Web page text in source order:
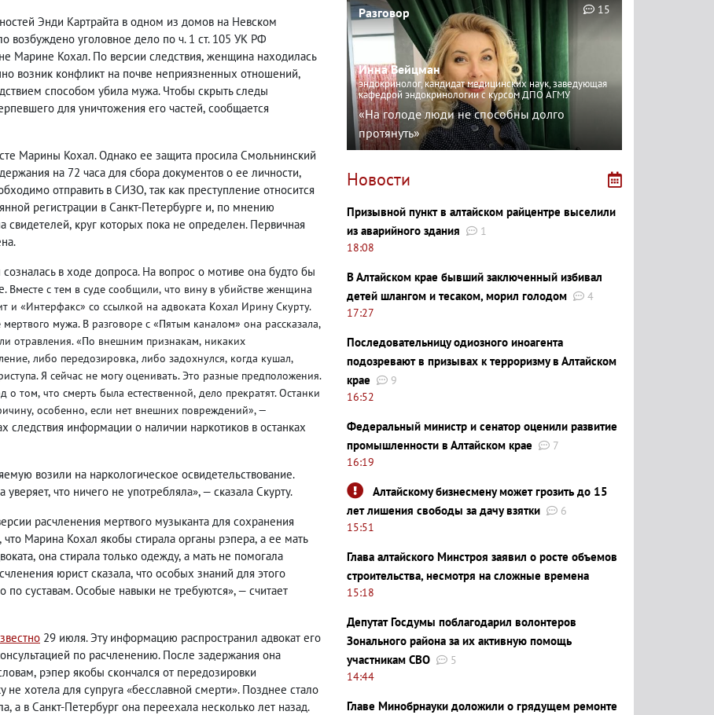
Энди Картрайта в одном из домов на Невском
возбуждено уголовное дело по ч. 1 ст. 105 УК РФ
Марине Кохал. По версии следствия, женщина находилась
возник конфликт на почве неприязненных отношений,
способом убила мужа. Чтобы скрыть следы
для уничтожения его частей, сообщается
Марины Кохал. Однако ее защита просила Смольнинский
на 72 часа для сбора документов о ее личности,
отправить в СИЗО, так как преступление относится
регистрации в Санкт-Петербурге и, по мнению
свидетелей, круг которых пока не определен. Первичная
в ходе допроса. На вопрос о мотиве она будто бы
Вместе с тем в суде сообщили, что вину в убийстве женщина
«Интерфакс» со ссылкой на адвоката Кохал Ирину Скурту.
мужа. В разговоре с «Пятым каналом» она рассказала,
отравления. «По внешним признакам, никаких
, либо передозировка, либо задохнулся, когда кушал,
Я сейчас не могу оценивать. Это разные предположения.
о том, что смерть была естественной, дело прекратят. Останки
, особенно, если нет внешних повреждений», —
следствия информации о наличии наркотиков в останках
возили на наркологическое освидетельствование.
уверяет, что ничего не употребляла», — сказала Скурту.
расчленения мертвого музыканта для сохранения
, что Марина Кохал якобы стирала органы рэпера, а ее мать
, она стирала только одежду, а мать не помогала
юрист сказала, что особых знаний для этого
по суставам. Особые навыки не требуются», — считает
29 июля. Эту информацию распространил адвокат его
по расчленению. После задержания она
, рэпер якобы скончался от передозировки
не хотела для супруга «бесславной смерти». Позднее стало
, а в Санкт-Петербург она переехала несколько лет назад.
Разговор
Инна Вейцман
эндокринолог, кандидат медицинских наук, заведующая
кафедрой эндокринологии с курсом ДПО АГМУ
«На голоде люди не способны долго
протянуть»
15
Новости
Призывной пункт в алтайском райцентре выселили
из аварийного здания
1
18:08
В Алтайском крае бывший заключенный избивал
детей шлангом и тесаком, морил голодом
4
17:27
Последовательницу одиозного иноагента
подозревают в призывах к терроризму в Алтайском
крае
9
16:52
Федеральный министр и сенатор оценили развитие
промышленности в Алтайском крае
7
16:19
Алтайскому бизнесмену может грозить до 15
лет лишения свободы за дачу взятки
6
15:51
Глава алтайского Минстроя заявил о росте объемов
строительства, несмотря на сложные времена
15:18
Депутат Госдумы поблагодарил волонтеров
Зонального района за их активную помощь
участникам СВО
5
14:44
Главе Минобрнауки доложили о грядущем ремонте